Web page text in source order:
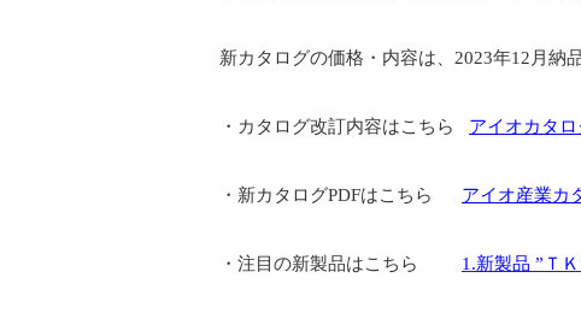
新カタログの価格・内容は、2023年12月納
・カタログ改訂内容はこちら アイオカタ
・新カタログPDFはこちら アイオ産業カ
・注目の新製品はこちら 1.新製品 ”ＴＫ